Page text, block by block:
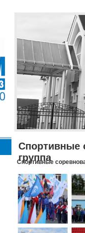
Спортивные
группа
Спортивные